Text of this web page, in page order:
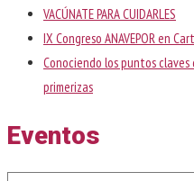
VACÚNATE PARA CUIDARLES
IX Congreso ANAVEPOR en
Conociendo los puntos
primerizas
Eventos